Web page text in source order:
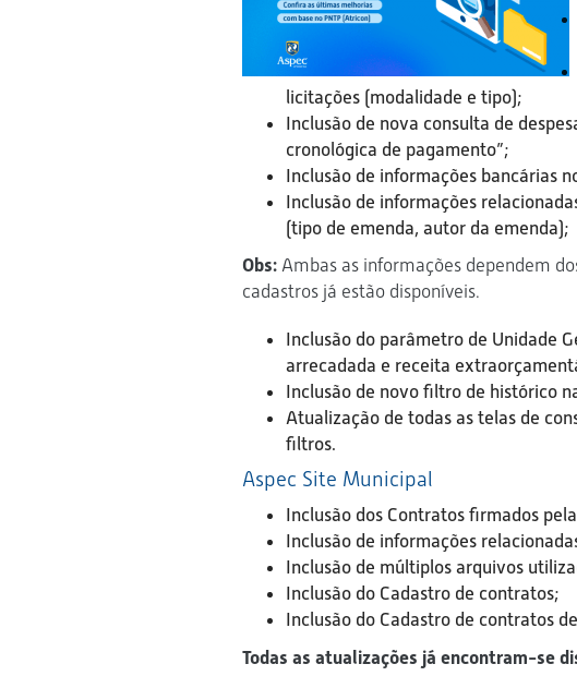
licitações (modalidade e tipo);
Inclusão de nova consulta de
cronológica de pagamento”;
Inclusão de informações bancárias
Inclusão de informações
(tipo de emenda, autor da emenda);
Obs: Ambas as informações dependem
cadastros já estão disponíveis.
Inclusão do parâmetro de Unidade
arrecadada e receita
Inclusão de novo filtro de histórico
Atualização de todas as telas de
filtros.
Aspec Site Municipal
Inclusão dos Contratos firmados
Inclusão de informações
Inclusão de múltiplos arquivos
Inclusão do Cadastro de contratos;
Inclusão do Cadastro de contratos
Todas as atualizações já encontram-se